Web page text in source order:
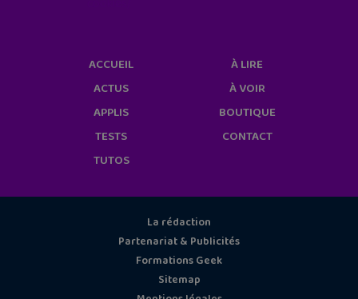
ACCUEIL
ACTUS
APPLIS
TESTS
TUTOS
À LIRE
À VOIR
BOUTIQUE
CONTACT
La rédaction
Partenariat & Publicités
Formations Geek
Sitemap